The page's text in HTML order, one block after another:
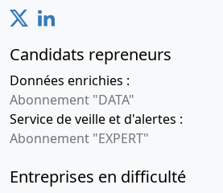
Candidats repreneurs
Données enrichies :
Abonnement "DATA"
Service de veille et d'alertes :
Abonnement "EXPERT"
Entreprises en difficulté